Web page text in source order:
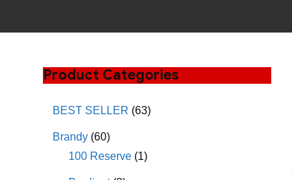
Product Categories
BEST SELLER (63)
Brandy (60)
100 Reserve (1)